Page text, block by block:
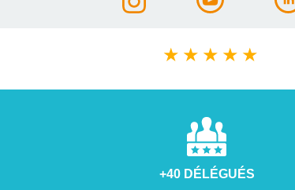
★ ★ ★ ★ ★
+40 DÉLÉGUÉS